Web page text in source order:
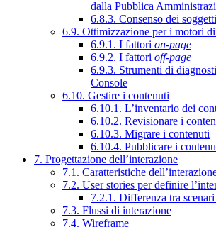
dalla Pubblica
6.8.3. Consenso dei
6.9. Ottimizzazione per i motori
6.9.1. I fattori on-page
6.9.2. I fattori off-page
6.9.3. Strumenti di
Console
6.10. Gestire i contenuti
6.10.1. L’inventario dei
6.10.2. Revisionare i
6.10.3. Migrare i contenuti
6.10.4. Pubblicare i
7. Progettazione dell’interazione
7.1. Caratteristiche
7.2. User stories per definire
7.2.1. Differenza tra scenari
7.3. Flussi di interazione
7.4. Wireframe